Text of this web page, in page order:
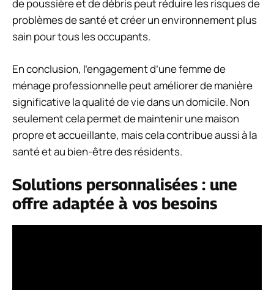
de poussière et de débris peut réduire les risques de
problèmes de santé et créer un environnement plus
sain pour tous les occupants.
En conclusion, l’engagement d’une femme de
ménage professionnelle peut améliorer de manière
significative la qualité de vie dans un domicile. Non
seulement cela permet de maintenir une maison
propre et accueillante, mais cela contribue aussi à la
santé et au bien-être des résidents.
Solutions personnalisées : une
offre adaptée à vos besoins